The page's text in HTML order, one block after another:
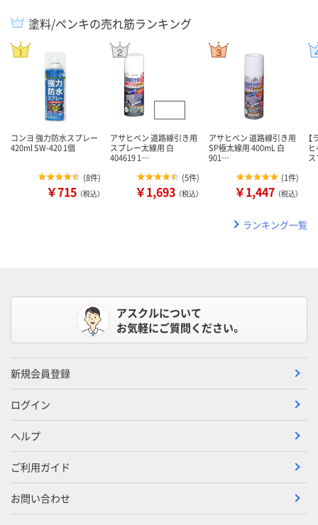
塗料/ペンキの売れ筋ランキング
コンヨ 強力防水スプレー
420ml SW-420 1個
(8件)
￥715 （税込）
アサヒペン 道路線引き用
スプレー太線用 白
404619 1…
(5件)
￥1,693 （税込）
アサヒペン 道路線引き用
SP極太線用 400mL 白
901…
(1件)
￥1,447 （税込）
ランキング一覧
アスクルについて
お気軽にご質問ください。
新規会員登録
ログイン
ヘルプ
ご利用ガイド
お問い合わせ